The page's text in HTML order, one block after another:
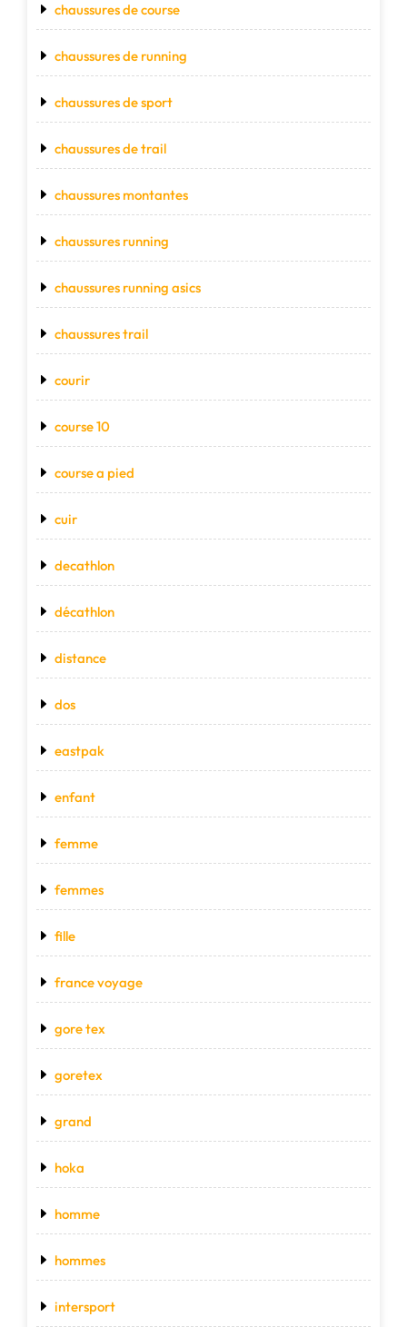
chaussures de course
chaussures de running
chaussures de sport
chaussures de trail
chaussures montantes
chaussures running
chaussures running asics
chaussures trail
courir
course 10
course a pied
cuir
decathlon
décathlon
distance
dos
eastpak
enfant
femme
femmes
fille
france voyage
gore tex
goretex
grand
hoka
homme
hommes
intersport